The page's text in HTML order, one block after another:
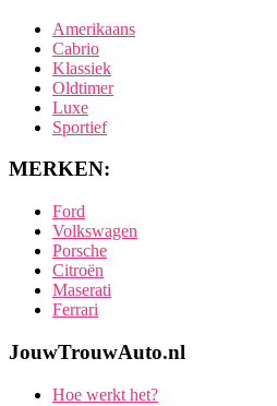
Amerikaans
Cabrio
Klassiek
Oldtimer
Luxe
Sportief
MERKEN:
Ford
Volkswagen
Porsche
Citroën
Maserati
Ferrari
JouwTrouwAuto.nl
Hoe werkt het?